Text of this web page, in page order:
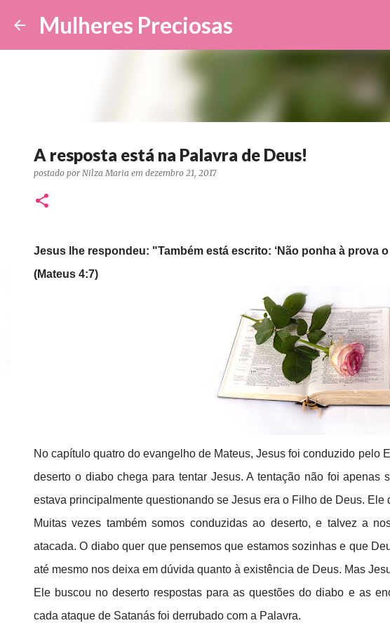
Mulheres Preciosas
A resposta está na Palavra de Deus!
postado por Nilza Maria em dezembro 21, 2017
Jesus lhe respondeu: "Também está escrito: ‘Não ponha à prova
(Mateus 4:7)
No capítulo quatro do evangelho de Mateus, Jesus foi conduzido pelo
deserto o diabo chega para tentar Jesus. A tentação não foi apenas
estava principalmente questionando se Jesus era o Filho de Deus. Ele
Muitas vezes também somos conduzidas ao deserto, e talvez a
atacada. O diabo quer que pensemos que estamos sozinhas e que
até mesmo nos deixa em dúvida quanto à existência de Deus. Mas
Ele buscou no deserto respostas para as questões do diabo e as
cada ataque de Satanás foi derrubado com a Palavra.